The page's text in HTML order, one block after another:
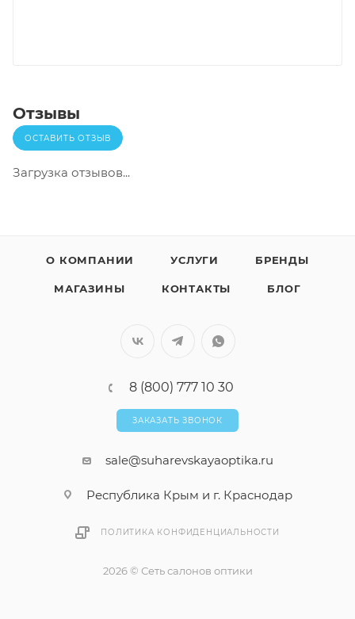
Отзывы
ОСТАВИТЬ ОТЗЫВ
Загрузка отзывов...
О КОМПАНИИ УСЛУГИ БРЕНДЫ
МАГАЗИНЫ КОНТАКТЫ БЛОГ
8 (800) 777 10 30
ЗАКАЗАТЬ ЗВОНОК
sale@suharevskayaoptika.ru
Республика Крым и г. Краснодар
ПОЛИТИКА КОНФИДЕНЦИАЛЬНОСТИ
2026 © Сеть салонов оптики